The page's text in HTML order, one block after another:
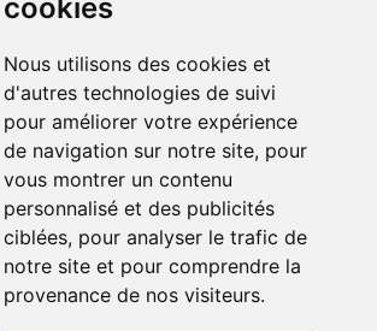
cookies
Nous utilisons des cookies et
d'autres technologies de suivi
pour améliorer votre expérience
de navigation sur notre site, pour
vous montrer un contenu
personnalisé et des publicités
ciblées, pour analyser le trafic de
notre site et pour comprendre la
provenance de nos visiteurs.
information)